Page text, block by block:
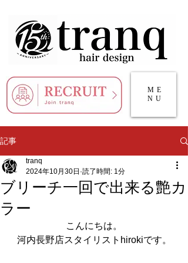
ME
NU
記事
ブリーチ一回で出来る艶カ
ラー
tranq
2024年10月30日 読了時間: 1分
こんにちは。
河内長野店スタイリストhirokiです。